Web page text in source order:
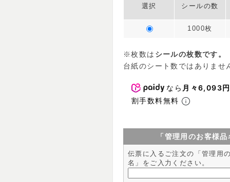
選択 シールの数
1000枚
※枚数は シールの枚数です。
台紙のシート数ではありませ
なら 月々6,093円
割手数料無料
「管理用のお客様
伝票に入るご注文の「管理用
名」をご入力ください。